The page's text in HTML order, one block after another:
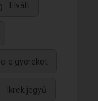
Elvált
e gyereket
Ikrek jegyű